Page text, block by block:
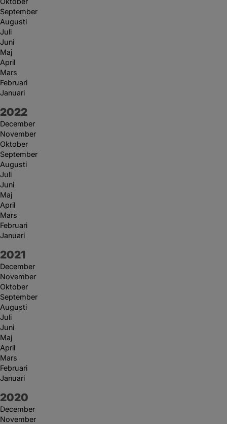
September
Augusti
Juli
Juni
Maj
April
Mars
Februari
Januari
År:
2022
December
November
Oktober
September
Augusti
Juli
Juni
Maj
April
Mars
Februari
Januari
År:
2021
December
November
Oktober
September
Augusti
Juli
Juni
Maj
April
Mars
Februari
Januari
År:
2020
December
November